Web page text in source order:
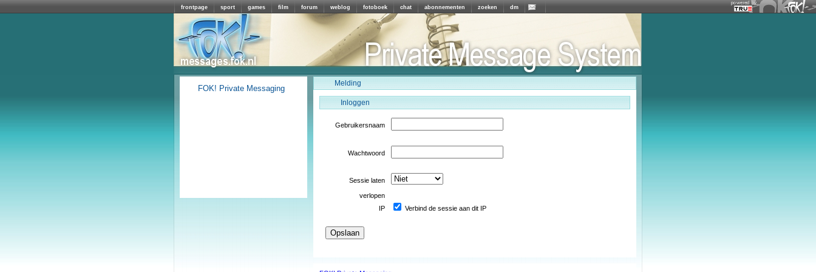
frontpage sport games film forum weblog fotoboek chat abonnementen zoeken dm
Melding
Inloggen
Gebruikersnaam
Wachtwoord
Sessie laten
verlopen
IP
Verbind de sessie aan dit IP
FOK! Private Messaging